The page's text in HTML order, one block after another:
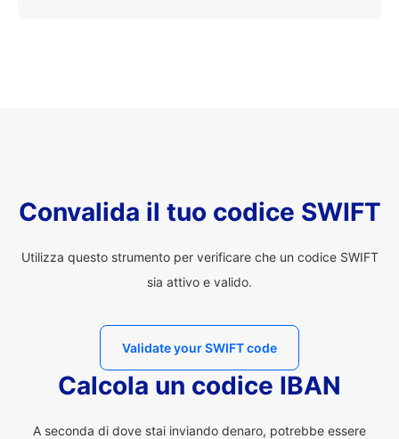
Convalida il tuo codice SWIFT
Utilizza questo strumento per verificare che un codice SWIFT
sia attivo e valido.
Validate your SWIFT code
Calcola un codice IBAN
A seconda di dove stai inviando denaro, potrebbe essere